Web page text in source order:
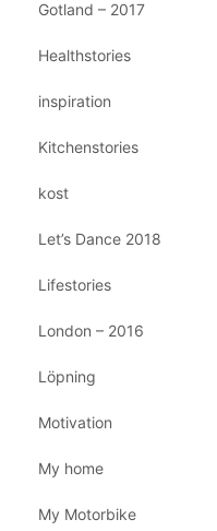
Gotland – 2017
Healthstories
inspiration
Kitchenstories
kost
Let’s Dance 2018
Lifestories
London – 2016
Löpning
Motivation
My home
My Motorbike